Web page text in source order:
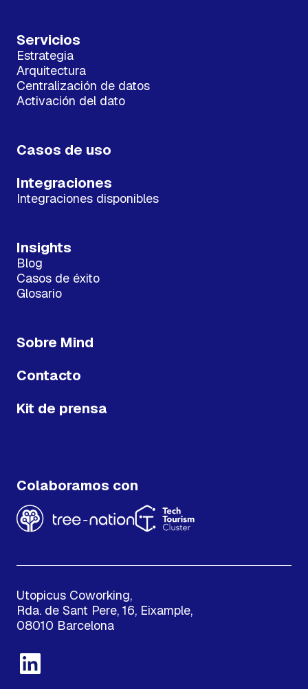
Servicios
Estrategia
Arquitectura
Centralización de datos
Activación del dato
Casos de uso
Integraciones
Integraciones disponibles
Insights
Blog
Casos de éxito
Glosario
Sobre Mind
Contacto
Kit de prensa
Colaboramos con
Utopicus Coworking,
Rda. de Sant Pere, 16, Eixample,
08010 Barcelona